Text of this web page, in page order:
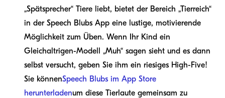
„Spätsprecher“ Tiere liebt, bietet der Bereich „Tierreich“
in der Speech Blubs App eine lustige, motivierende
Möglichkeit zum Üben. Wenn Ihr Kind ein
Gleichaltrigen-Modell „Muh“ sagen sieht und es dann
selbst versucht, geben Sie ihm ein riesiges High-Five!
Sie könnenSpeech Blubs im App Store
herunterladenum diese Tierlaute gemeinsam zu